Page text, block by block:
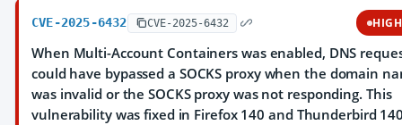
CVE-2025-6432 CVE-2025-6432 HIGH
When Multi-Account Containers was enabled, DNS
could have bypassed a SOCKS proxy when the domain
was invalid or the SOCKS proxy was not responding. This
vulnerability was fixed in Firefox 140 and Thunderbird